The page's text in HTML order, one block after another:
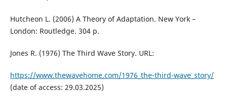
Hutcheon L. (2006) A Theory of Adaptation. New York –
London: Routledge. 304 p.
Jones R. (1976) The Third Wave Story. URL:
https://www.thewavehome.com/1976_the-third-wave_story/
(date of access: 29.03.2025)